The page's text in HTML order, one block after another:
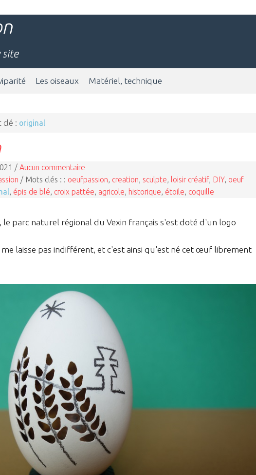
site
Les oiseaux Matériel, technique
clé : original
/ Aucun commentaire
/ Mots clés : : oeufpassion creation sculpte loisir créatif, DIY, oeuf
épis de blé croix pattée agricole historique étoile coquille
le parc naturel régional du Vexin français s'est doté d'un logo
laisse pas indifférent, et c'est ainsi qu'est né cet œuf librement